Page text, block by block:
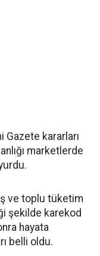
Gazete kararları
marketlerde
ve toplu tüketim
şekilde karekod
hayata
belli oldu.